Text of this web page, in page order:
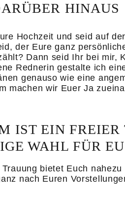
HINAUS
Hochzeit und seid auf
der Eure ganz
Dann seid Ihr bei mir,
Rednerin gestalte ich
genauso wie eine
machen wir Euer Ja
IST EIN
WAHL FÜR
bietet Euch
nach Euren